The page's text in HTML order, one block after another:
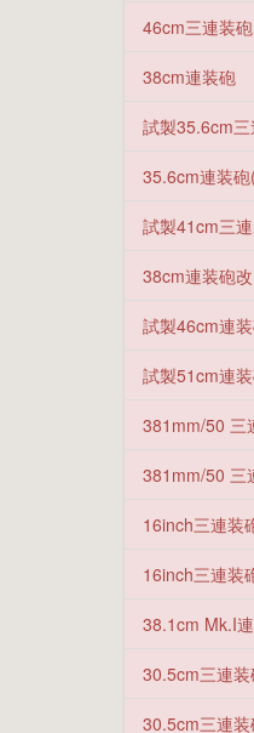
46cm三連装砲
38cm連装砲
試製35.6cm
35.6cm連装
試製41cm三
38cm連装砲改
試製46cm連
試製51cm連
381mm/50 三
381mm/50 三
16inch三連装
16inch三連装
38.1cm Mk.I
30.5cm三連
30.5cm三連装